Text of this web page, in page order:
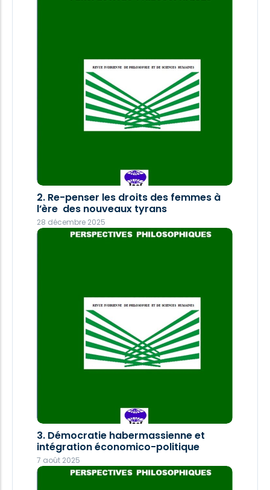
2. Re-penser les droits des femmes à
l’ère des nouveaux tyrans
28 décembre 2025
3. Démocratie habermassienne et
intégration économico-politique
7 août 2025
2. Re-penser les droits des femmes à
l’ère des nouveaux tyrans
28 décembre 2025
1. Les enjeux politiques de la crise
écologique
28 décembre 2025